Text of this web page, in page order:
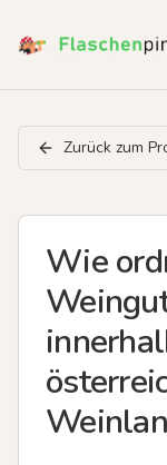
Zurück zum
Wie